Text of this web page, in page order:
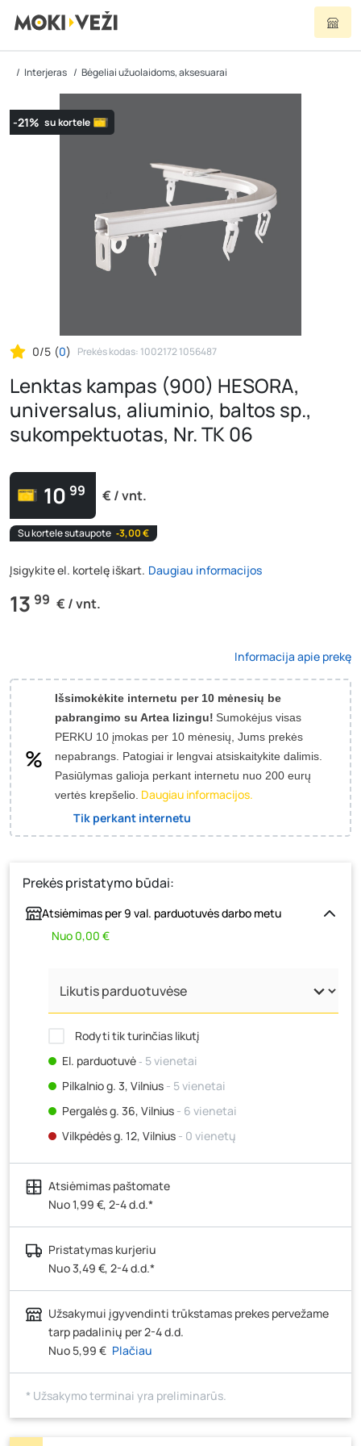
Interjeras Bėgeliai užuolaidoms, aksesuarai
-21% su kortele
0/5 (0) Prekės kodas: 1002172 1056487
Lenktas kampas (900) HESORA,
universalus, aliuminio, baltos sp.,
sukompektuotas, Nr. TK 06
10 99 € / vnt.
Su kortele sutaupote ‐3,00 €
Įsigykite el. kortelę iškart. Daugiau informacijos
13 99 € / vnt.
Informacija apie prekę
Išsimokėkite internetu per 10 mėnesių be
pabrangimo su Artea lizingu! Sumokėjus visas
PERKU 10 įmokas per 10 mėnesių, Jums prekės
nepabrangs. Patogiai ir lengvai atsiskaitykite dalimis.
Pasiūlymas galioja perkant internetu nuo 200 eurų
vertės krepšelio. Daugiau informacijos.
Tik perkant internetu
Prekės pristatymo būdai:
Atsiėmimas per 9 val. parduotuvės darbo metu
Nuo 0,00 €
Rodyti tik turinčias likutį
El. parduotuvė‐ 5 vienetai
Pilkalnio g. 3, Vilnius - 5 vienetai
Pergalės g. 36, Vilnius - 6 vienetai
Vilkpėdės g. 12, Vilnius - 0 vienetų
Ateities g. 15, Vilnius- 0 vienetų
Kauno r., Narsiečių k., Vytauto g. 183, Kaunas
vienetai
Šilutės pl. 83A, Klaipėda- 0 vienetų
Pramonės g. 7, Šiauliai
Klaipėdos g. 170R, Panevėžys
J. Basanavičiaus g. 6, Utena
Novočėbės k. 3, Kėdainiai
Skuodo g. 41, Mažeikiai- 8 vienetai
Atsiėmimas paštomate
Nuo 1,99 €, 2-4 d.d.*
Pristatymas kurjeriu
Nuo 3,49 €, 2-4 d.d.*
Užsakymui įgyvendinti trūkstamas prekes pervežame
tarp padalinių per 2-4 d.d.
Nuo 5,99 € Plačiau
* Užsakymo terminai yra preliminarūs.